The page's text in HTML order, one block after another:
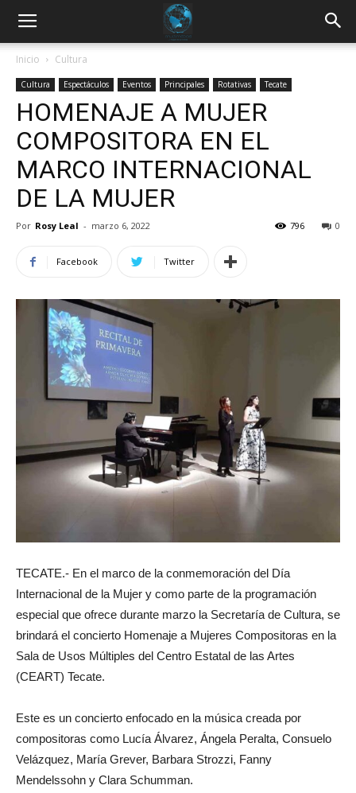
Inicio Cultura
Cultura Espectáculos Eventos Principales Rotativas Tecate
HOMENAJE A MUJER
COMPOSITORA EN EL
MARCO INTERNACIONAL
DE LA MUJER
Por Rosy Leal - marzo 6, 2022 0
796
Facebook Twitter
TECATE.- En el marco de la conmemoración del Día
Internacional de la Mujer y como parte de la programación
especial que ofrece durante marzo la Secretaría de Cultura, se
brindará el concierto Homenaje a Mujeres Compositoras en la
Sala de Usos Múltiples del Centro Estatal de las Artes
(CEART) Tecate.
Este es un concierto enfocado en la música creada por
compositoras como Lucía Álvarez, Ángela Peralta, Consuelo
Velázquez, María Grever, Barbara Strozzi, Fanny
Mendelssohn y Clara Schumman.